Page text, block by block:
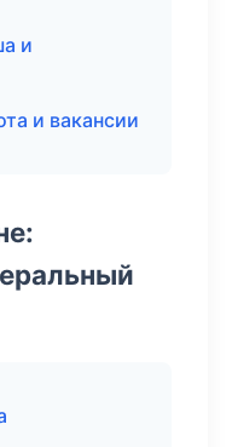
и
и вакансии